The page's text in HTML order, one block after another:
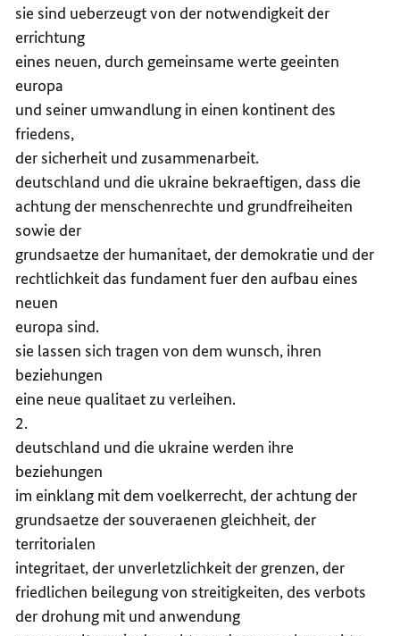
sie sind ueberzeugt von der notwendigkeit der
errichtung
eines neuen, durch gemeinsame werte geeinten
europa
und seiner umwandlung in einen kontinent des
friedens,
der sicherheit und zusammenarbeit.
deutschland und die ukraine bekraeftigen, dass die
achtung der menschenrechte und grundfreiheiten
sowie der
grundsaetze der humanitaet, der demokratie und der
rechtlichkeit das fundament fuer den aufbau eines
neuen
europa sind.
sie lassen sich tragen von dem wunsch, ihren
beziehungen
eine neue qualitaet zu verleihen.
2.
deutschland und die ukraine werden ihre
beziehungen
im einklang mit dem voelkerrecht, der achtung der
grundsaetze der souveraenen gleichheit, der
territorialen
integritaet, der unverletzlichkeit der grenzen, der
friedlichen beilegung von streitigkeiten, des verbots
der drohung mit und anwendung